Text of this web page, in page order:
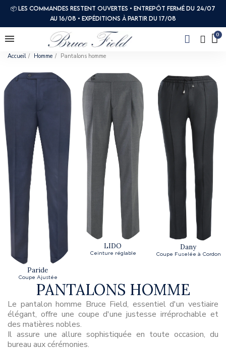
📦 Les commandes restent ouvertes • Entrepôt fermé du 24/07
au 16/08 • Expéditions à partir du 17/08
Accueil Homme Pantalons homme
Paride
Coupe Ajustée
LIDO
Ceinture réglable
Dany
Coupe Fuselée à Cordon
PANTALONS HOMME
Le pantalon homme Bruce Field, essentiel d'un vestiaire
élégant, offre une coupe d'une justesse irréprochable et
des matières nobles.
Il assure une allure sophistiquée en toute occasion, du
bureau aux cérémonies.